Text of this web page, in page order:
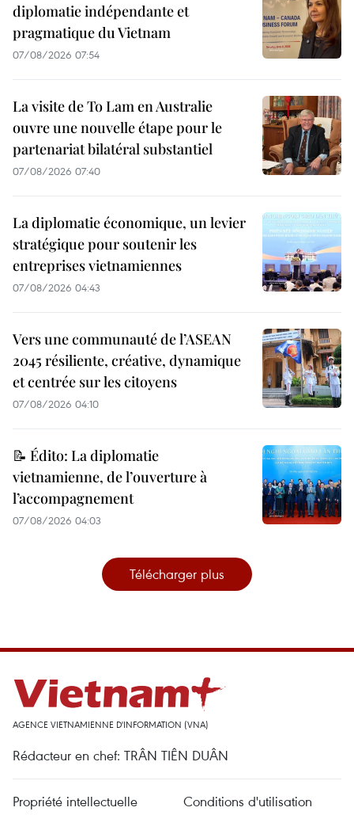
diplomatie indépendante et
pragmatique du Vietnam
07/08/2026 07:54
La visite de To Lam en Australie
ouvre une nouvelle étape pour le
partenariat bilatéral substantiel
07/08/2026 07:40
La diplomatie économique, un levier
stratégique pour soutenir les
entreprises vietnamiennes
07/08/2026 04:43
Vers une communauté de l’ASEAN
2045 résiliente, créative, dynamique
et centrée sur les citoyens
07/08/2026 04:10
📝 Édito: La diplomatie
vietnamienne, de l’ouverture à
l’accompagnement
07/08/2026 04:03
Télécharger plus
AGENCE VIETNAMIENNE D'INFORMATION (VNA)
Rédacteur en chef: TRÂN TIÊN DUÂN
Propriété intellectuelle Conditions d'utilisation